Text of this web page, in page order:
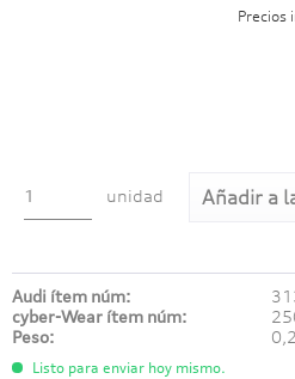
Precios
unidad Añadir a
Audi ítem núm:
cyber-Wear ítem núm:
Peso:
Listo para enviar hoy mismo.